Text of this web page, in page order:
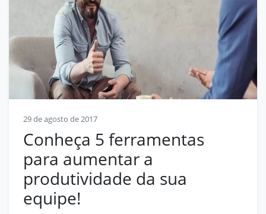
29 de agosto de 2017
Conheça 5 ferramentas
para aumentar a
produtividade da sua
equipe!